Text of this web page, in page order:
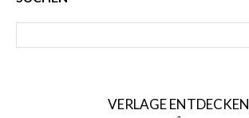
VERLAGE ENTDECKEN